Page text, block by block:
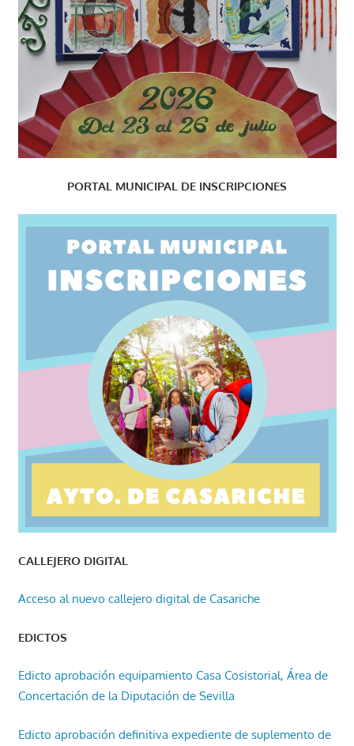
PORTAL MUNICIPAL DE INSCRIPCIONES
CALLEJERO DIGITAL
Acceso al nuevo callejero digital de Casariche
EDICTOS
Edicto aprobación equipamiento Casa Cosistorial, Área de
Concertación de la Diputación de Sevilla
Edicto aprobación definitiva expediente de suplemento de